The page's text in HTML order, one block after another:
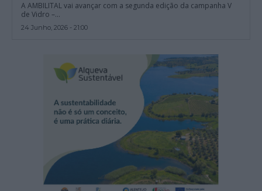
A AMBILITAL vai avançar com a segunda edição da campanha V
de Vidro –...
24 Junho, 2026 - 21:00